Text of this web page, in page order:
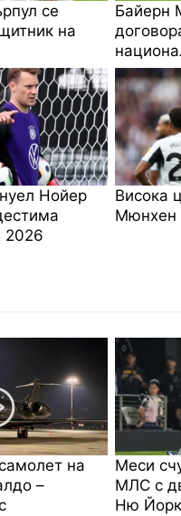
се
на
Байерн
Нойер
2026
Висока
Мюнхен
на
–
Меси
МЛС с
Ню Йорк